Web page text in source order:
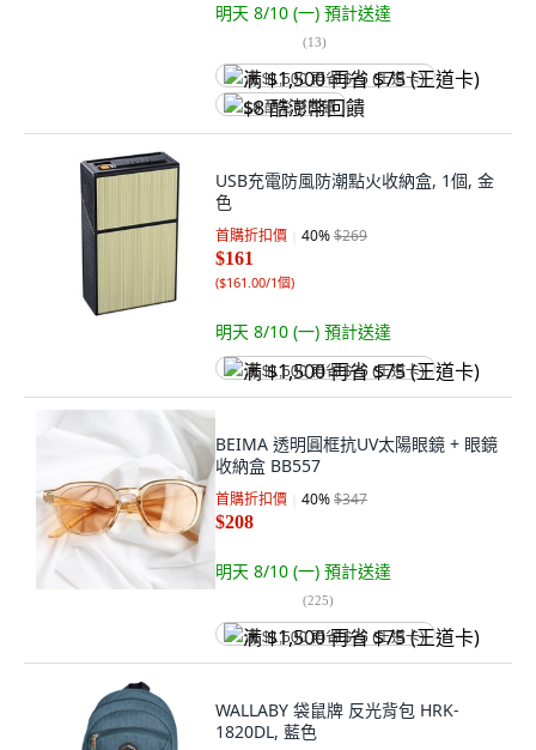
明天 8/10 (一) 預計送達
(13)
满 $1,500 再省 $75 (王道卡)
$8 酷澎幣回饋
USB充電防風防潮點火收納盒, 1個, 金
色
首購折扣價 40%$269
$161
($161.00/1個)
明天 8/10 (一) 預計送達
满 $1,500 再省 $75 (王道卡)
BEIMA 透明圓框抗UV太陽眼鏡 + 眼鏡
收納盒 BB557
首購折扣價 40%$347
$208
明天 8/10 (一) 預計送達
(225)
满 $1,500 再省 $75 (王道卡)
WALLABY 袋鼠牌 反光背包 HRK-
1820DL, 藍色